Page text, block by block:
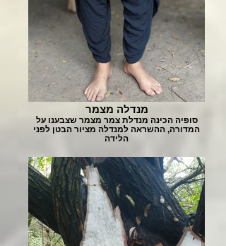
מנדלה מצמר
סופיה הכינה מנדלת צמר מצמר שצבענו על
המדורה, ההשראה למנדלה מציור הבטן לפני
הלידה